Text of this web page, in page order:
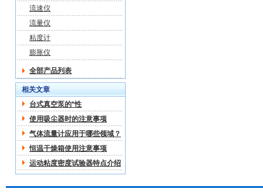
流速仪
流量仪
粘度计
膨胀仪
全部产品列表
相关文章
台式真空泵的*性
使用吸尘器时的注意事项
气体流量计应用于哪些领域？
恒温干燥箱使用注意事项
运动粘度密度试验器特点介绍